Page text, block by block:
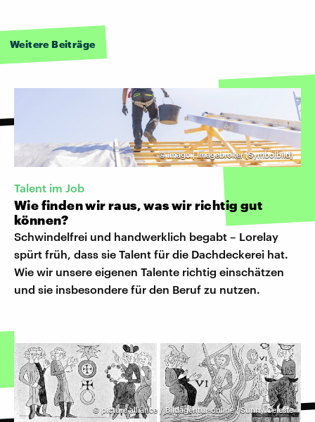
Weitere Beiträge
©imago | Imagebroker (Symbolbild)
Talent im Job
Wie finden wir raus, was wir richtig gut
können?
Schwindelfrei und handwerklich begabt – Lorelay
spürt früh, dass sie Talent für die Dachdeckerei hat.
Wie wir unsere eigenen Talente richtig einschätzen
und sie insbesondere für den Beruf zu nutzen.
©picture alliance / Bildagentur-online | Sunny Celeste